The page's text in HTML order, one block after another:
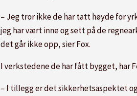
– Jeg tror ikke de har tatt høyde for
jeg har vært inne og sett på de
det går ikke opp, sier Fox.
I verkstedene de har fått bygget, har
– I tillegg er det sikkerhetsaspektet